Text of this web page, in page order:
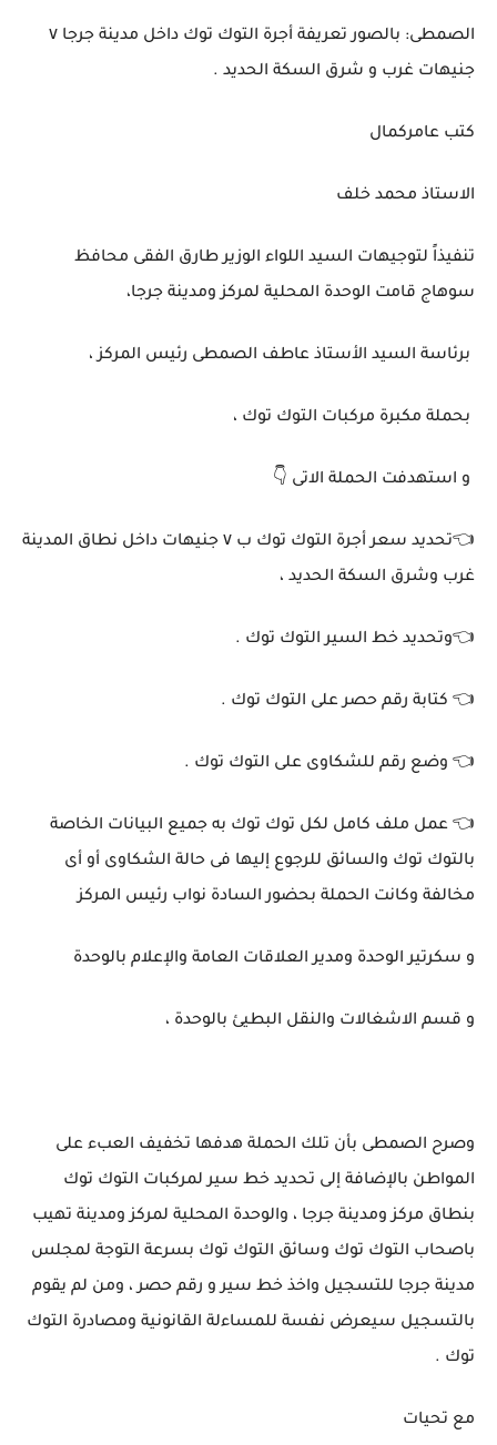
الصمطى: بالصور تعريفة أجرة التوك توك داخل مدينة جرجا ٧
جنيهات غرب و شرق السكة الحديد .
كتب عامركمال
الاستاذ محمد خلف
تنفيذاً لتوجيهات السيد اللواء الوزير طارق الفقى محافظ
سوهاج قامت الوحدة المحلية لمركز ومدينة جرجا،
برئاسة السيد الأستاذ عاطف الصمطى رئيس المركز ،
بحملة مكبرة مركبات التوك توك ،
و استهدفت الحملة الاتى 👇
👈تحديد سعر أجرة التوك توك ب ٧ جنيهات داخل نطاق المدينة
غرب وشرق السكة الحديد ،
👈وتحديد خط السير التوك توك .
👈 كتابة رقم حصر على التوك توك .
👈 وضع رقم للشكاوى على التوك توك .
👈 عمل ملف كامل لكل توك توك به جميع البيانات الخاصة
بالتوك توك والسائق للرجوع إليها فى حالة الشكاوى أو أى
مخالفة وكانت الحملة بحضور السادة نواب رئيس المركز
و سكرتير الوحدة ومدير العلاقات العامة والإعلام بالوحدة
و قسم الاشغالات والنقل البطيئ بالوحدة ،
وصرح الصمطى بأن تلك الحملة هدفها تخفيف العبء على
المواطن بالإضافة إلى تحديد خط سير لمركبات التوك توك
بنطاق مركز ومدينة جرجا ، والوحدة المحلية لمركز ومدينة تهيب
باصحاب التوك توك وسائق التوك توك بسرعة التوجة لمجلس
مدينة جرجا للتسجيل واخذ خط سير و رقم حصر ، ومن لم يقوم
بالتسجيل سيعرض نفسة للمساءلة القانونية ومصادرة التوك
توك .
مع تحيات